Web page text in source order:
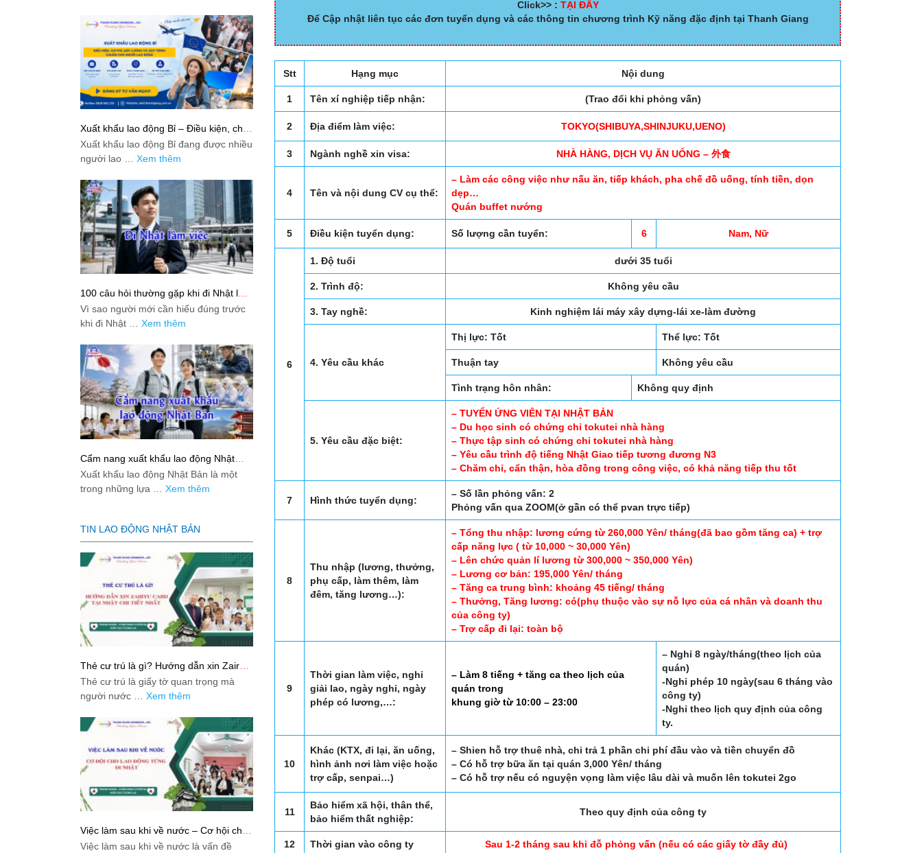
Click>> : TẠI ĐÂY
Để Cập nhật liên tục các đơn tuyển dụng và các thông tin chương trình Kỹ năng đặc định tại Thanh Giang
Stt Hạng mục Nội dung
1 Tên xí nghiệp tiếp nhận: (Trao đổi khi phỏng vấn)
2 Địa điểm làm việc: TOKYO(SHIBUYA,SHINJUKU,UENO)
3 Ngành nghề xin visa: NHÀ HÀNG, DỊCH VỤ ĂN UỐNG – 外食
4 Tên và nội dung CV cụ thể:
– Làm các công việc như nấu ăn, tiếp khách, pha chế đồ uống, tính tiền, dọn
dẹp…
Quán buffet nướng
5 Điều kiện tuyển dụng: Số lượng cần tuyển: 6 Nam, Nữ
6
1. Độ tuổi dưới 35 tuổi
2. Trình độ: Không yêu cầu
3. Tay nghề: Kinh nghiệm lái máy xây dựng-lái xe-làm đường
4. Yêu cầu khác
Thị lực: Tốt Thể lực: Tốt
Thuận tay Không yêu cầu
Tình trạng hôn nhân: Không quy định
5. Yêu cầu đặc biệt:
– TUYỂN ỨNG VIÊN TẠI NHẬT BẢN
– Du học sinh có chứng chỉ tokutei nhà hàng
– Thực tập sinh có chứng chỉ tokutei nhà hàng
– Yêu cầu trình độ tiếng Nhật Giao tiếp tương đương N3
– Chăm chỉ, cẩn thận, hòa đồng trong công việc, có khả năng tiếp thu tốt
7 Hình thức tuyển dụng:
– Số lần phỏng vấn: 2
Phỏng vấn qua ZOOM(ở gần có thể pvan trực tiếp)
8
Thu nhập (lương, thưởng,
phụ cấp, làm thêm, làm
đêm, tăng lương…):
– Tổng thu nhập: lương cứng từ 260,000 Yên/ tháng(đã bao gồm tăng ca) + trợ
cấp năng lực ( từ 10,000 ~ 30,000 Yên)
– Lên chức quản lí lương từ 300,000 ~ 350,000 Yên)
– Lương cơ bản: 195,000 Yên/ tháng
– Tăng ca trung bình: khoảng 45 tiếng/ tháng
– Thưởng, Tăng lương: có(phụ thuộc vào sự nỗ lực của cá nhân và doanh thu
của công ty)
– Trợ cấp đi lại: toàn bộ
9
Thời gian làm việc, nghỉ
giải lao, ngày nghỉ, ngày
phép có lương,…:
– Làm 8 tiếng + tăng ca theo lịch của
quán trong
khung giờ từ 10:00 – 23:00
– Nghỉ 8 ngày/tháng(theo lịch của
quán)
-Nghỉ phép 10 ngày(sau 6 tháng vào
công ty)
-Nghỉ theo lịch quy định của công
ty.
10
Khác (KTX, đi lại, ăn uống,
hình ảnh nơi làm việc hoặc
trợ cấp, senpai…)
– Shien hỗ trợ thuê nhà, chi trả 1 phần chi phí đầu vào và tiền chuyển đồ
– Có hỗ trợ bữa ăn tại quán 3,000 Yên/ tháng
– Có hỗ trợ nếu có nguyện vọng làm việc lâu dài và muốn lên tokutei 2go
11
Bảo hiểm xã hội, thân thể,
bảo hiểm thất nghiệp:
Theo quy định của công ty
12 Thời gian vào công ty Sau 1-2 tháng sau khi đỗ phỏng vấn (nếu có các giấy tờ đầy đủ)
Xuất khẩu lao động Bỉ – Điều kiện, chi
phí, mức lương và quy trình chuẩn cho
người lao động
Xuất khẩu lao động Bỉ đang được nhiều
người lao … Xem thêm
100 câu hỏi thường gặp khi đi Nhật làm
việc: Giải đáp thật dễ hiểu cho người
mới bắt đầu
Vì sao người mới cần hiểu đúng trước
khi đi Nhật … Xem thêm
Cẩm nang xuất khẩu lao động Nhật
Bản từ A-Z
Xuất khẩu lao động Nhật Bản là một
trong những lựa … Xem thêm
TIN LAO ĐỘNG NHẬT BẢN
Thẻ cư trú là gì? Hướng dẫn xin Zairyu
Card tại Nhật chi tiết nhất
Thẻ cư trú là giấy tờ quan trọng mà
người nước … Xem thêm
Việc làm sau khi về nước – Cơ hội cho
lao động từng đi Nhật
Việc làm sau khi về nước là vấn đề